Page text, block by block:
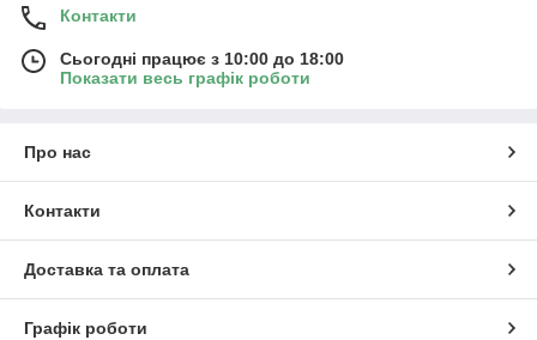
Контакти
Сьогодні працює з 10:00 до 18:00
Показати весь графік роботи
Про нас
Контакти
Доставка та оплата
Графік роботи